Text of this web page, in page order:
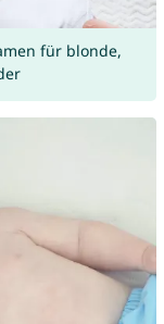
für blonde,